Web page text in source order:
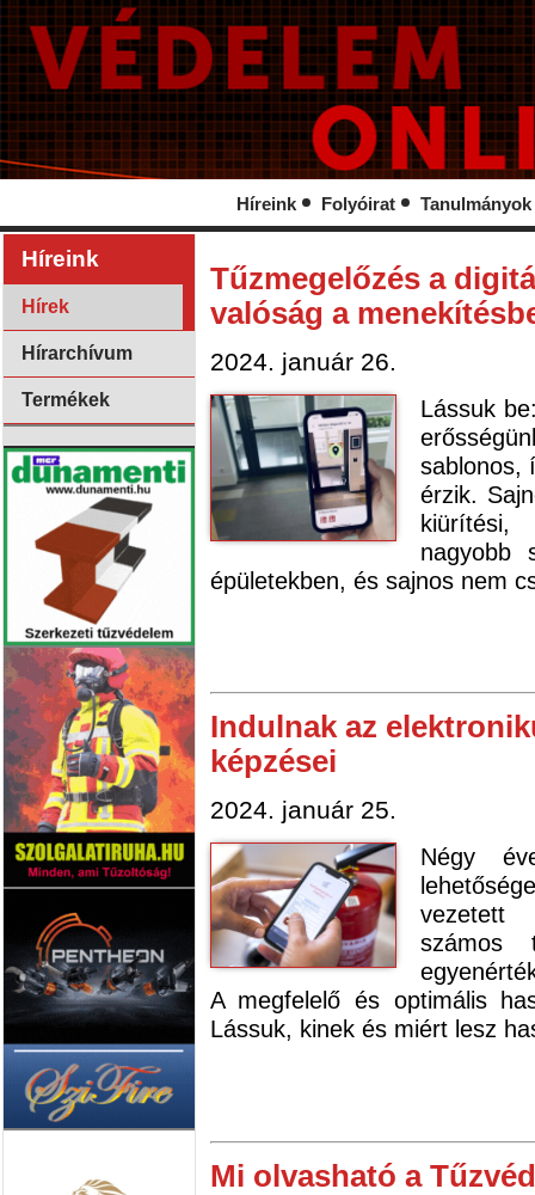
Híreink Folyóirat Tanulmányok
Híreink
Hírek
Hírarchívum
Termékek
Tűzmegelőzés a
valóság a
2024. január 26.
Lássuk
sablonos,
érzik.
kiürítési,
nagyobb
épületekben, és sajnos nem
Indulnak az
képzései
2024. január 25.
Négy
vezetett
számos
A megfelelő és optimális
Lássuk, kinek és miért lesz
Mi olvasható a